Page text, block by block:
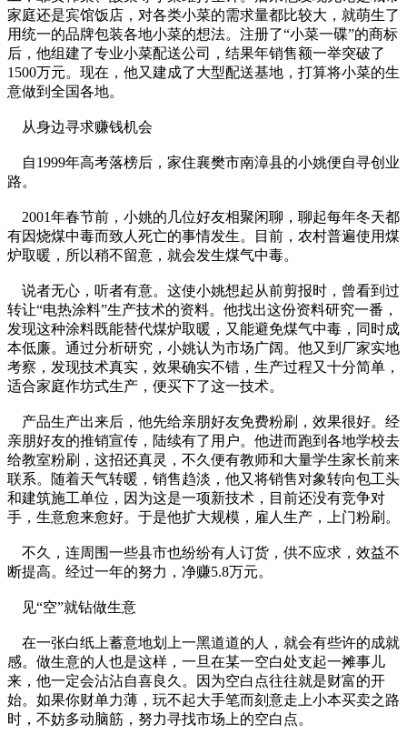
家庭还是宾馆饭店，对各类小菜的需求量都比较大，就萌生了
用统一的品牌包装各地小菜的想法。注册了“小菜一碟”的商标
后，他组建了专业小菜配送公司，结果年销售额一举突破了
1500万元。现在，他又建成了大型配送基地，打算将小菜的生
意做到全国各地。
从身边寻求赚钱机会
自1999年高考落榜后，家住襄樊市南漳县的小姚便自寻创业
路。
2001年春节前，小姚的几位好友相聚闲聊，聊起每年冬天都
有因烧煤中毒而致人死亡的事情发生。目前，农村普遍使用煤
炉取暖，所以稍不留意，就会发生煤气中毒。
说者无心，听者有意。这使小姚想起从前剪报时，曾看到过
转让“电热涂料”生产技术的资料。他找出这份资料研究一番，
发现这种涂料既能替代煤炉取暖，又能避免煤气中毒，同时成
本低廉。通过分析研究，小姚认为市场广阔。他又到厂家实地
考察，发现技术真实，效果确实不错，生产过程又十分简单，
适合家庭作坊式生产，便买下了这一技术。
产品生产出来后，他先给亲朋好友免费粉刷，效果很好。经
亲朋好友的推销宣传，陆续有了用户。他进而跑到各地学校去
给教室粉刷，这招还真灵，不久便有教师和大量学生家长前来
联系。随着天气转暖，销售趋淡，他又将销售对象转向包工头
和建筑施工单位，因为这是一项新技术，目前还没有竞争对
手，生意愈来愈好。于是他扩大规模，雇人生产，上门粉刷。
不久，连周围一些县市也纷纷有人订货，供不应求，效益不
断提高。经过一年的努力，净赚5.8万元。
见“空”就钻做生意
在一张白纸上蓄意地划上一黑道道的人，就会有些许的成就
感。做生意的人也是这样，一旦在某一空白处支起一摊事儿
来，他一定会沾沾自喜良久。因为空白点往往就是财富的开
始。如果你财单力薄，玩不起大手笔而刻意走上小本买卖之路
时，不妨多动脑筋，努力寻找市场上的空白点。